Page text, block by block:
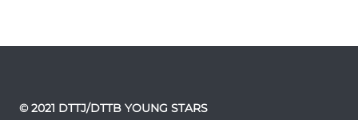
© 2021 DTTJ/DTTB YOUNG STARS